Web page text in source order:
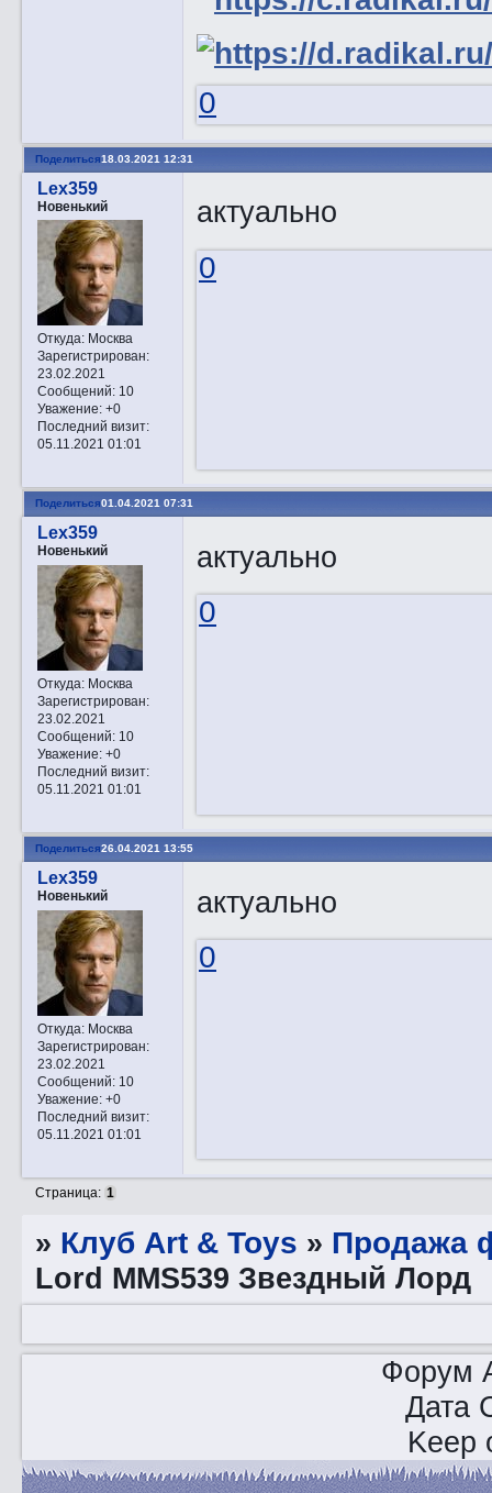
0
Поделиться18.03.2021 12:31
Lex359
Новенький
Откуда:Москва
Зарегистрирован:
23.02.2021
Сообщений:10
Уважение: +0
Последний визит:
05.11.2021 01:01
актуально
0
Поделиться01.04.2021 07:31
Lex359
Новенький
Откуда:Москва
Зарегистрирован:
23.02.2021
Сообщений:10
Уважение: +0
Последний визит:
05.11.2021 01:01
актуально
0
Поделиться26.04.2021 13:55
Lex359
Новенький
Откуда:Москва
Зарегистрирован:
23.02.2021
Сообщений:10
Уважение: +0
Последний визит:
05.11.2021 01:01
актуально
0
Страница: 1
» Клуб Art & Toys » Продажа
Lord MMS539 Звездный Лорд
Форум
Дата
Keep